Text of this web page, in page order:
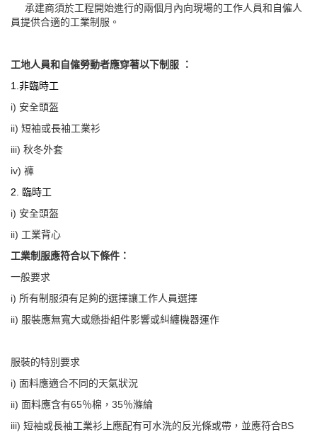
承建商須於工程開始進行的兩個月內向現場的工作人員和自僱人
員提供合適的工業制服。
工地人員和自僱勞動者應穿著以下制服 ：
1.非臨時工
i) 安全頭盔
ii) 短袖或長袖工業衫
iii) 秋冬外套
iv) 褲
2. 臨時工
i) 安全頭盔
ii) 工業背心
工業制服應符合以下條件：
一般要求
i) 所有制服須有足夠的選擇讓工作人員選擇
ii) 服裝應無寬大或懸掛組件影響或糾纏機器運作
服裝的特別要求
i) 面料應適合不同的天氣狀況
ii) 面料應含有65％棉，35％滌綸
iii) 短袖或長袖工業衫上應配有可水洗的反光條或帶，並應符合BS